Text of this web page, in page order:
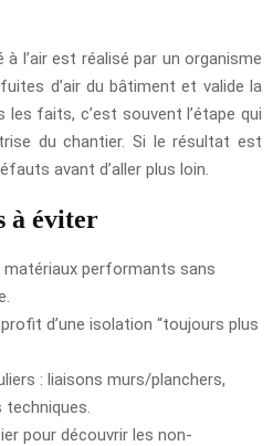
l’air est réalisé par un organisme
d’air du bâtiment et valide la
les faits, c’est souvent l’étape qui
du chantier. Si le résultat est
avant d’aller plus loin.
à éviter
matériaux performants sans
d’une isolation “toujours plus
: liaisons murs/planchers,
techniques.
pour découvrir les non-